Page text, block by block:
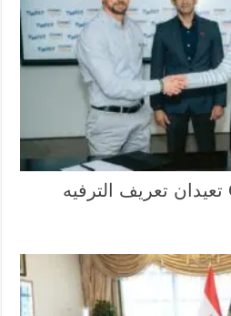
Twist وContact Now تعيدان تعريف الترفيه